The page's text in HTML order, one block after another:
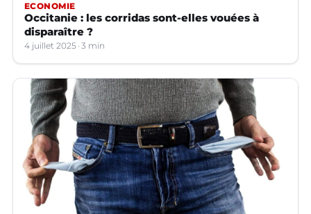
ECONOMIE
Occitanie : les corridas sont-elles vouées à
disparaître ?
4 juillet 2025 3 min